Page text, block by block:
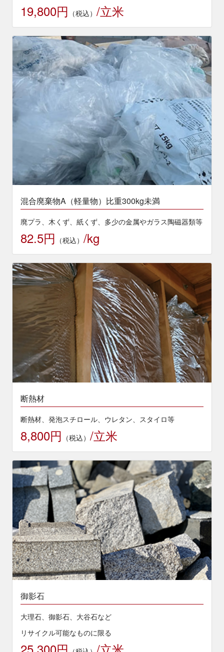
19,800円 （税込） /立米
混合廃棄物A（軽量物）比重300kg未満
廃プラ、木くず、紙くず、多少の金属やガラス陶磁器類等
82.5円 （税込） /kg
断熱材
断熱材、発泡スチロール、ウレタン、スタイロ等
8,800円 （税込） /立米
御影石
大理石、御影石、大谷石など
リサイクル可能なものに限る